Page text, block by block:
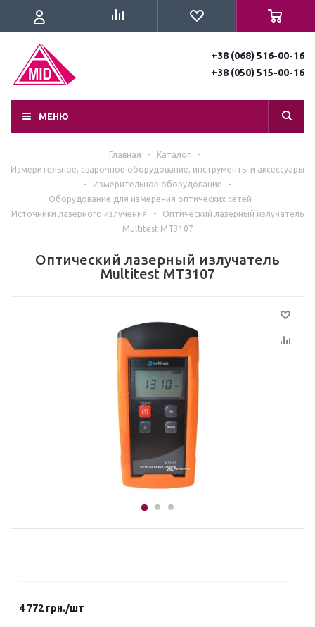
+38 (068) 516-00-16
+38 (050) 515-00-16
МЕНЮ
Главная - Каталог
-
Измерительное, сварочное оборудование, инструменты и аксессуары
-
Измерительное оборудование
-
Оборудование для измерения оптических сетей
-
Источники лазерного излучения
-
Оптический лазерный излучатель
Multitest MT3107
Оптический лазерный излучатель
Multitest MT3107
4 772 грн./шт